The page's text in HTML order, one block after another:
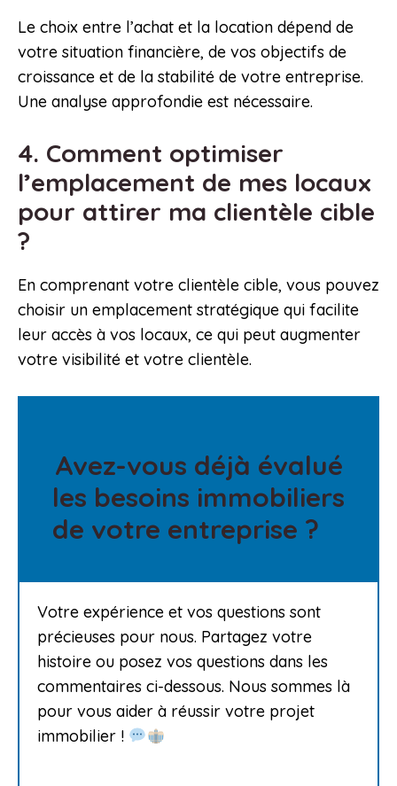
Le choix entre l’achat et la location dépend de
votre situation financière, de vos objectifs de
croissance et de la stabilité de votre entreprise.
Une analyse approfondie est nécessaire.
4. Comment optimiser
l’emplacement de mes locaux
pour attirer ma clientèle cible
?
En comprenant votre clientèle cible, vous pouvez
choisir un emplacement stratégique qui facilite
leur accès à vos locaux, ce qui peut augmenter
votre visibilité et votre clientèle.
Avez-vous déjà évalué
les besoins immobiliers
de votre entreprise ?
Votre expérience et vos questions sont
précieuses pour nous. Partagez votre
histoire ou posez vos questions dans les
commentaires ci-dessous. Nous sommes là
pour vous aider à réussir votre projet
immobilier !